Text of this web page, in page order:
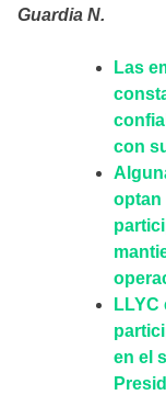
Guardia N.
Las
con
optan
en el